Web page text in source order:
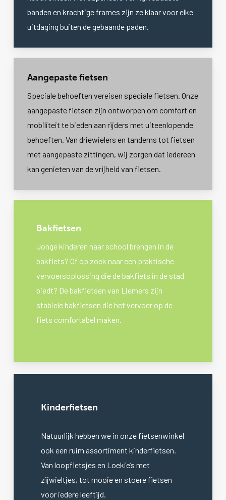
banden en krachtige frames zijn ze klaar voor elke
uitdaging buiten de gebaande paden.
Aangepaste fietsen
Speciale behoeften vereisen speciale fietsen. Onze
aangepaste fietsen zijn ontworpen om comfort en
mobiliteit te bieden aan rijders met uiteenlopende
behoeften. Van driewielers en tandems tot fietsen
met aangepaste zittingen, wij zorgen dat iedereen
kan genieten van de vrijheid van fietsen.
Bakfietsen
Jonge kinderen naar school brengen in de
bakfiets? Of op zoek naar een praktische
vervoersoplossing die de bakfiets in de stad
biedt? De bakfietsen van Liemers zijn
stabiele bakfietsen die het vervoer op de
fiets comfortabel maken.
Kinderfietsen
Natuurlijk hebben we in onze fietsenwinkel
ook een ruim assortiment kinderfietsen.
Van loopfietsjes en Loekie’s met
zijwieltjes, tot mooie en stoere fietsen
voor iedere leeftijd.